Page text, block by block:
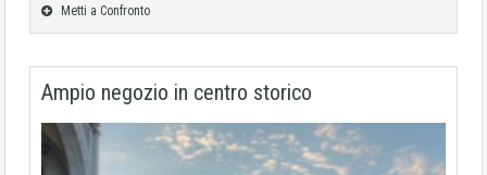
Metti a Confronto
Ampio negozio in centro storico